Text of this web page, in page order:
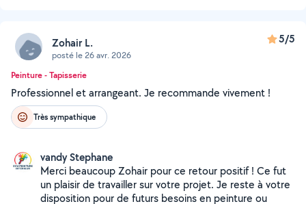
Zohair L.
posté le 26 avr. 2026
5/5
Peinture - Tapisserie
Professionnel et arrangeant. Je recommande vivement !
Très sympathique
vandy Stephane
Merci beaucoup Zohair pour ce retour positif ! Ce fut
un plaisir de travailler sur votre projet. Je reste à votre
disposition pour de futurs besoins en peinture ou